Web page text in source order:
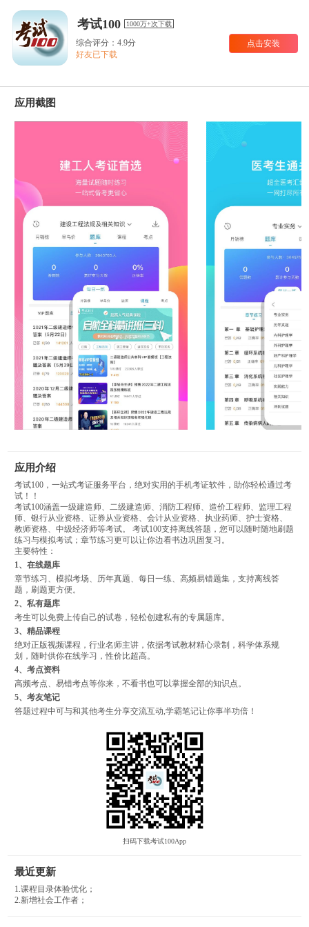
考试100 1000万+次下载
综合评分：4.9分
好友已下载
点击安装
应用截图
应用介绍
考试100，一站式考证服务平台，绝对实用的手机考证软件，助你轻松通过考
试！！
考试100涵盖一级建造师、二级建造师、消防工程师、造价工程师、监理工程
师、银行从业资格、证券从业资格、会计从业资格、执业药师、护士资格、
教师资格、中级经济师等考试。 考试100支持离线答题，您可以随时随地刷题
练习与模拟考试；章节练习更可以让你边看书边巩固复习。
主要特性：
1、在线题库
章节练习、模拟考场、历年真题、每日一练、高频易错题集，支持离线答
题，刷题更方便。
2、私有题库
考生可以免费上传自己的试卷，轻松创建私有的专属题库。
3、精品课程
绝对正版视频课程，行业名师主讲，依据考试教材精心录制，科学体系规
划，随时供你在线学习，性价比超高。
4、考点资料
高频考点、易错考点等你来，不看书也可以掌握全部的知识点。
5、考友笔记
答题过程中可与和其他考生分享交流互动,学霸笔记让你事半功倍！
扫码下载考试100App
最近更新
1.课程目录体验优化；
2.新增社会工作者；